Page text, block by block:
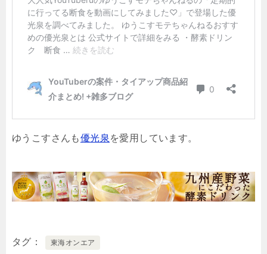
ゆうこすさんも優光泉 を愛用しています。
タグ 東海オンエア